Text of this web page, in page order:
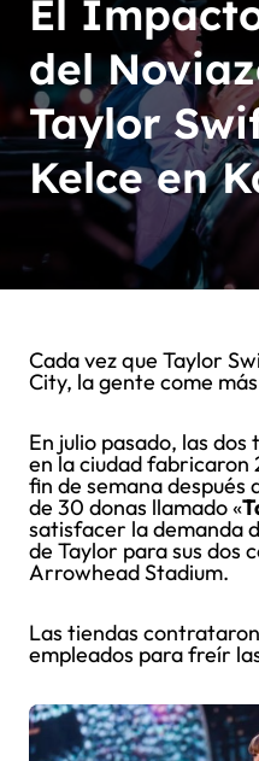
El
del
Taylor
Kelce en
Cada vez que Taylor Swift aparece en Kansas
City, la gente come
En julio pasado, las dos
en la ciudad fabricaron
fin de semana después
de 30 donas llamado «
satisfacer la demanda
de Taylor para sus dos
Arrowhead Stadium.
Las tiendas
empleados para freír